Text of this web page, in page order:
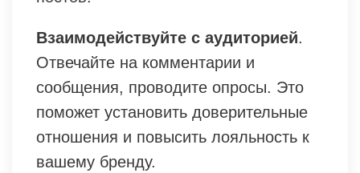
Взаимодействуйте с аудиторией.
Отвечайте на комментарии и
сообщения, проводите опросы. Это
поможет установить доверительные
отношения и повысить лояльность к
вашему бренду.